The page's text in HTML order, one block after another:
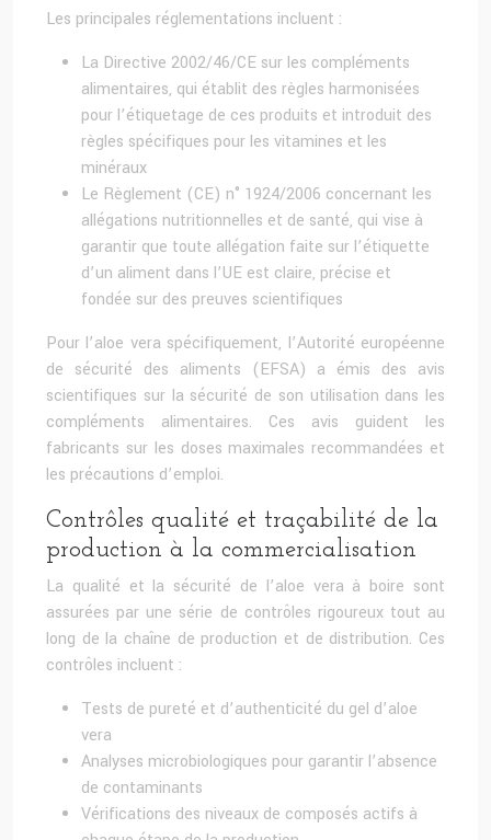
Les principales réglementations incluent :
La Directive 2002/46/CE sur les compléments
alimentaires, qui établit des règles harmonisées
pour l’étiquetage de ces produits et introduit des
règles spécifiques pour les vitamines et les
minéraux
Le Règlement (CE) n° 1924/2006 concernant les
allégations nutritionnelles et de santé, qui vise à
garantir que toute allégation faite sur l’étiquette
d’un aliment dans l’UE est claire, précise et
fondée sur des preuves scientifiques
Pour l’aloe vera spécifiquement, l’Autorité européenne
de sécurité des aliments (EFSA) a émis des avis
scientifiques sur la sécurité de son utilisation dans les
compléments alimentaires. Ces avis guident les
fabricants sur les doses maximales recommandées et
les précautions d’emploi.
Contrôles qualité et traçabilité de la
production à la commercialisation
La qualité et la sécurité de l’aloe vera à boire sont
assurées par une série de contrôles rigoureux tout au
long de la chaîne de production et de distribution. Ces
contrôles incluent :
Tests de pureté et d’authenticité du gel d’aloe
vera
Analyses microbiologiques pour garantir l’absence
de contaminants
Vérifications des niveaux de composés actifs à